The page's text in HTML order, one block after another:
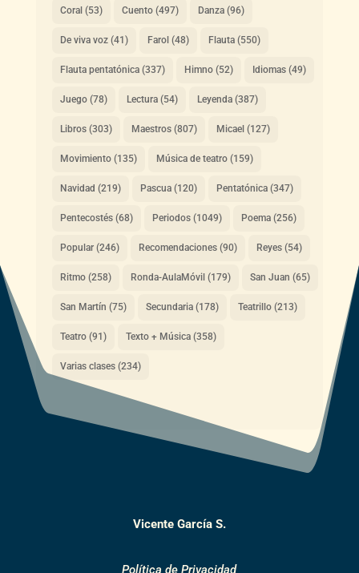
Coral (53) Cuento(497) Danza(96)
De viva voz(41) Farol (48) Flauta(550)
Flauta pentatónica(337) Himno(52) Idiomas(49)
Juego(78) Lectura(54) Leyenda(387)
Libros(303) Maestros(807) Micael (127)
Movimiento(135) Música de teatro(159)
Navidad (219) Pascua(120) Pentatónica(347)
Pentecostés(68) Periodos(1049) Poema(256)
Popular(246) Recomendaciones(90) Reyes(54)
Ritmo(258) Ronda-AulaMóvil (179) San Juan (65)
San Martín (75) Secundaria(178) Teatrillo(213)
Teatro(91) Texto + Música(358)
Varias clases(234)
Vicente García S.
Política de Privacidad